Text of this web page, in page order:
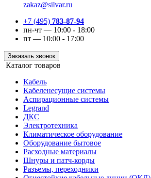
zakaz@silvar.ru
+7 (495) 783-87-94
пн-чт — 10:00 - 18:00
пт — 10:00 - 17:00
Заказать звонок
Каталог товаров
Кабель
Кабеленесущие системы
Аспирационные системы
Legrand
ДКС
Электротехника
Климатическое оборудование
Оборудование бытовое
Расходные материалы
Шнуры и патч-корды
Разъемы, переходники